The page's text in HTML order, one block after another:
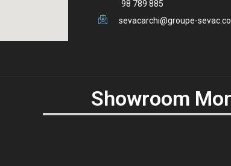
98 789 885
sevacarchi@groupe-
Showroom